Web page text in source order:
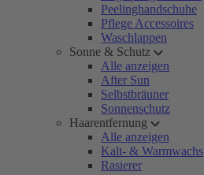
Peelinghandschuhe
Pflege Accessoires
Waschlappen
Sonne & Schutz
Alle anzeigen
After Sun
Selbstbräuner
Sonnenschutz
Haarentfernung
Alle anzeigen
Kalt- & Warmwachs
Rasierer